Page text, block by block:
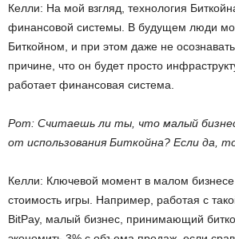
Келли: На мой взгляд, технология
финансовой системы. В будущем люди
Биткойном, и при этом даже не осознавать
причине, что он будет просто
работает финансовая система.
Рот: Считаешь ли ты, что малый
от использования Биткойна? Если да,
Келли: Ключевой момент в малом
стоимость игры. Например, работая с
BitPay, малый бизнес, принимающий